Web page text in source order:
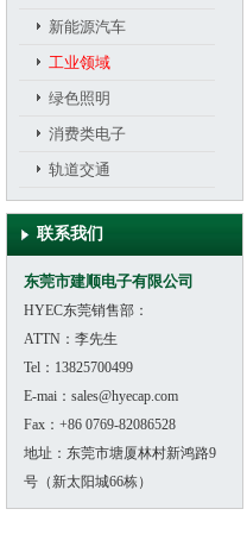
新能源汽车
工业领域
绿色照明
消费类电子
轨道交通
联系我们
东莞市建顺电子有限公司
HYEC东莞销售部：
ATTN：李先生
Tel：13825700499
E-mai：sales@hyecap.com
Fax：+86 0769-82086528
地址：东莞市塘厦林村新鸿路9
号（新太阳城66栋）